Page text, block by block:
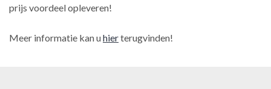
prijs voordeel opleveren!
Meer informatie kan uhierterugvinden!